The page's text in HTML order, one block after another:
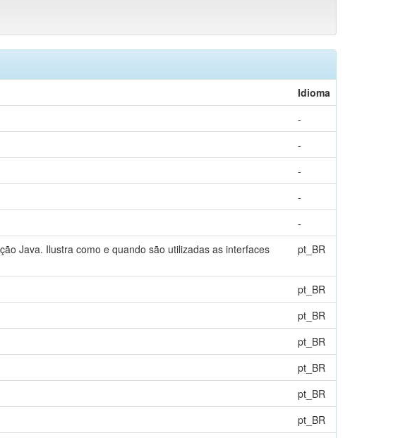
Idioma
-
-
-
-
-
Java. Ilustra como e quando são utilizadas as interfaces
pt_BR
pt_BR
pt_BR
pt_BR
pt_BR
pt_BR
pt_BR